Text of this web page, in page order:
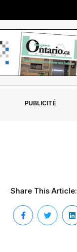
PUBLICITÉ
Share This Article: